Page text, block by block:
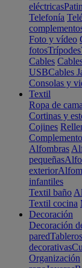
eléctricas
Telefonía
Foto y vídeo
fotosTrípodes
Cables
USBCables
Consolas y
Textil
Ropa de cama
Cortinas y
Cojines
Alfombras
pequeñas
exterior
infantiles
Textil baño
Textil cocina
Decoración
Decoración
paredTableros
decorativas
Organización